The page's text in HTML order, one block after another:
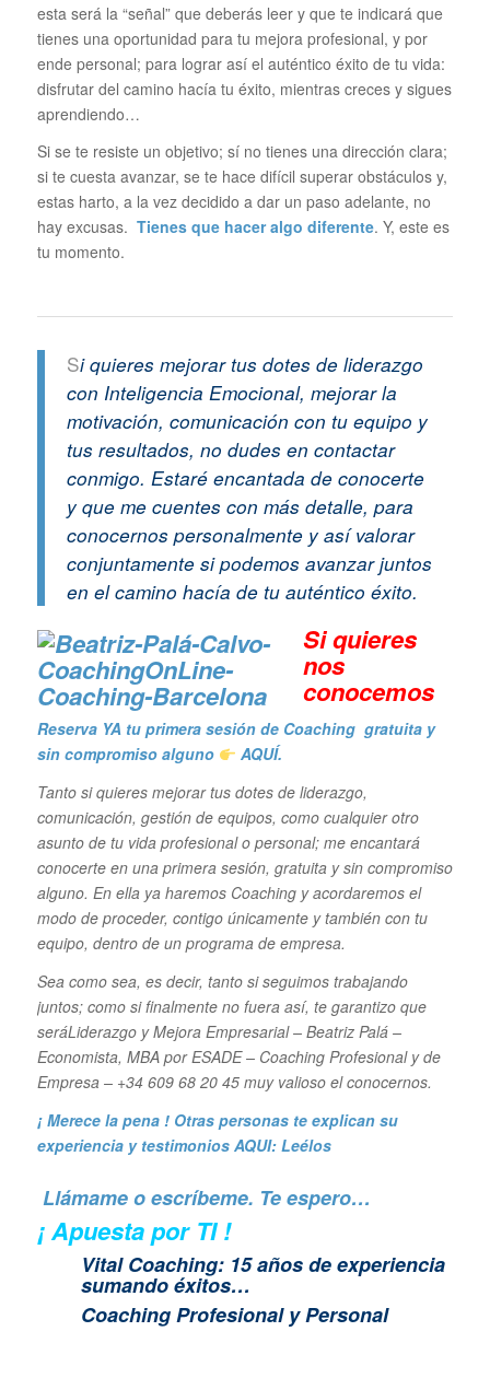
esta será la “señal” que deberás leer y que te indicará que
tienes una oportunidad para tu mejora profesional, y por
ende personal; para lograr así el auténtico éxito de tu vida:
disfrutar del camino hacía tu éxito, mientras creces y sigues
aprendiendo…
Si se te resiste un objetivo; sí no tienes una dirección clara;
si te cuesta avanzar, se te hace difícil superar obstáculos y,
estas harto, a la vez decidido a dar un paso adelante, no
hay excusas. Tienes que hacer algo diferente. Y, este es
tu momento.
Si quieres mejorar tus dotes de liderazgo
con Inteligencia Emocional, mejorar la
motivación, comunicación con tu equipo y
tus resultados, no dudes en contactar
conmigo. Estaré encantada de conocerte
y que me cuentes con más detalle, para
conocernos personalmente y así valorar
conjuntamente si podemos avanzar juntos
en el camino hacía de tu auténtico éxito.
Si quieres
nos
conocemos
Reserva YA tu primera sesión de Coaching gratuita y
sin compromiso alguno
AQUÍ.
Tanto si quieres mejorar tus dotes de liderazgo,
comunicación, gestión de equipos, como cualquier otro
asunto de tu vida profesional o personal; me encantará
conocerte en una primera sesión, gratuita y sin compromiso
alguno. En ella ya haremos Coaching y acordaremos el
modo de proceder, contigo únicamente y también con tu
equipo, dentro de un programa de empresa.
Sea como sea, es decir, tanto siseguimos trabajando
juntos; como si finalmente no fuera así, te garantizo que
seráLiderazgo y Mejora Empresarial – Beatriz Palá –
Economista, MBA por ESADE – Coaching Profesional y de
Empresa – +34 609 68 20 45 muy valioso el conocernos.
¡ Merece la pena ! Otras personas te explican su
experiencia y testimonios AQUI: Leélos
Llámame o escríbeme. Te espero…
¡ Apuesta por TI !
Vital Coaching: 15 años de experiencia
sumando éxitos…
Coaching Profesional y Personal